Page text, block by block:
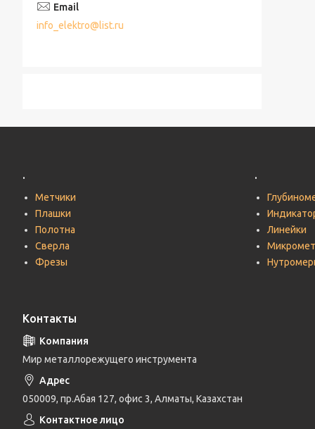
info_elektro@list.ru
.
Метчики
Плашки
Полотна
Сверла
Фрезы
.
Линейки
Контакты
Мир металлорежущего инструмента
050009, пр.Абая 127, офис 3, Алматы, Казахстан